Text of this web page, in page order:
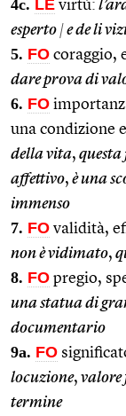
4c. LE virtù:
esperto |e de li
5. FO coraggio,
dare prova di
6. FO
una condizione
della vita,
affettivo, è una
immenso
7. FO validità,
non è vidimato,
8. FO pregio,
una statua di
documentario
9a. FO
locuzione,
termine